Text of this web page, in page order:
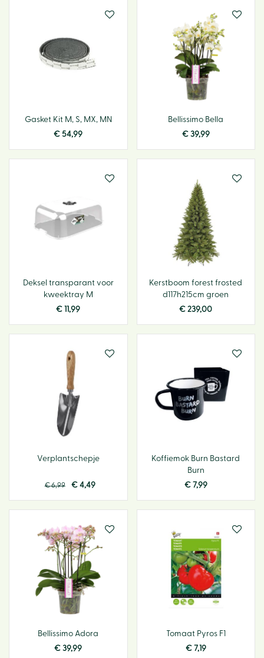
Gasket Kit M, S, MX, MN
€ 54,99
Bellissimo Bella
€ 39,99
Deksel transparant voor
kweektray M
€ 11,99
Kerstboom forest frosted
d117h215cm groen
€ 239,00
Verplantschepje
€6,99 € 4,49
Koffiemok Burn Bastard
Burn
€ 7,99
Bellissimo Adora
€ 39,99
Tomaat Pyros F1
€ 7,19